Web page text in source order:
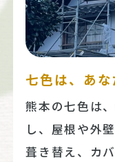
七色は、あな
熊本の七色は
し、屋根や外
葺き替え、カ